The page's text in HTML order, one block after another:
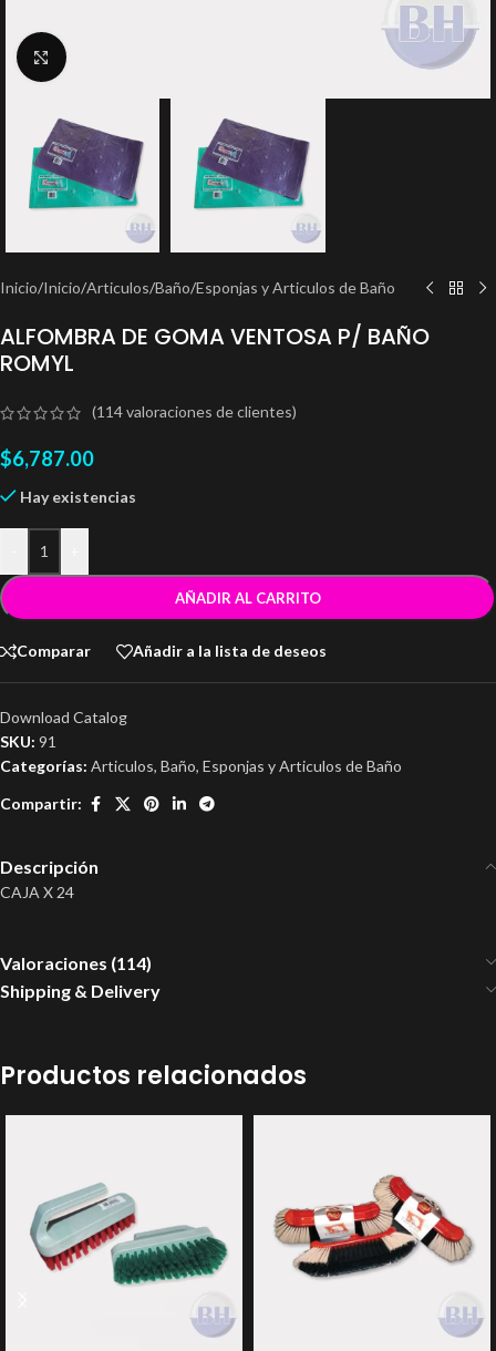
Clic para ampliar
Inicio/Inicio/Articulos/Baño/Esponjas y Articulos de Baño
ALFOMBRA DE GOMA VENTOSA P/ BAÑO
ROMYL
(114valoraciones de clientes)
$6,787.00
Hay existencias
AÑADIR AL CARRITO
Comparar Añadir a la lista de deseos
Download Catalog
SKU: 91
Categorías: Articulos, Baño, Esponjas y Articulos de Baño
Compartir:
Descripción
CAJA X 24
Valoraciones (114)
Shipping & Delivery
Productos relacionados